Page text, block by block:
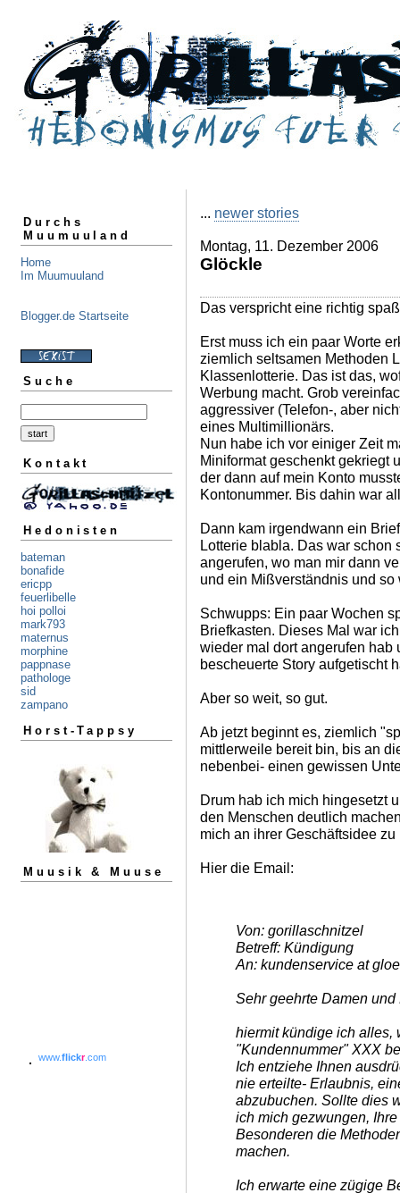
Durchs
Muumuuland
Home
Im Muumuuland
Blogger.de Startseite
Suche
Kontakt
Hedonisten
bateman
bonafide
ericpp
feuerlibelle
hoi polloi
mark793
maternus
morphine
pappnase
pathologe
sid
zampano
Horst-Tappsy
Muusik & Muuse
www.flickr.com
... newer stories
Montag, 11. Dezember 2006
Glöckle
Das verspricht eine richtig
Erst muss ich ein paar Worte
ziemlich seltsamen Methoden
Klassenlotterie. Das ist das,
Werbung macht. Grob
aggressiver (Telefon-, aber
eines Multimillionärs.
Nun habe ich vor einiger Zeit
Miniformat geschenkt gekriegt
der dann auf mein Konto
Kontonummer. Bis dahin war
Dann kam irgendwann ein
Lotterie blabla. Das war schon
angerufen, wo man mir dann
und ein Mißverständnis und so
Schwupps: Ein paar Wochen
Briefkasten. Dieses Mal war
wieder mal dort angerufen
bescheuerte Story aufgetischt
Aber so weit, so gut.
Ab jetzt beginnt es, ziemlich
mittlerweile bereit bin, bis an
nebenbei- einen gewissen
Drum hab ich mich hingesetzt
den Menschen deutlich
mich an ihrer Geschäftsidee
Hier die Email:
Von: gorillaschnitzel
Betreff: Kündigung
An: kundenservice at
Sehr geehrte Damen und
hiermit kündige ich alles,
"Kundennummer" XXX
Ich entziehe Ihnen
nie erteilte- Erlaubnis,
abzubuchen. Sollte dies
ich mich gezwungen,
Besonderen die
machen.
Ich erwarte eine zügige